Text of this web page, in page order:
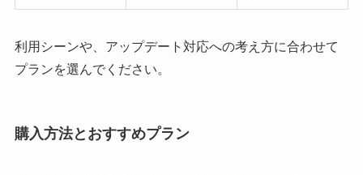
利用シーンや、アップデート対応への考え方に合わせて
プランを選んでください。
購入方法とおすすめプラン